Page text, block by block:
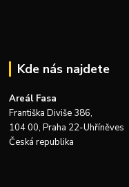
Kde nás najdete
Areál Fasa
Františka Diviše 386,
104 00, Praha 22-Uhříněves
Česká republika